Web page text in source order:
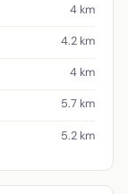
4 km
4.2 km
4 km
5.7 km
5.2 km